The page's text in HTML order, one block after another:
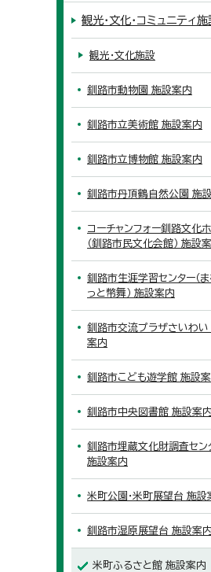
観光・文化・コミュニティ施
観光・文化施設
釧路市動物園 施設案内
釧路市立美術館 施設案内
釧路市立博物館 施設案内
釧路市丹頂鶴自然公園 施
コーチャンフォー釧路文化
（釧路市民文化会館） 施設
釧路市生涯学習センター（
っと幣舞） 施設案内
釧路市交流プラザさいわい
案内
釧路市こども遊学館 施設
釧路市中央図書館 施設案内
釧路市埋蔵文化財調査セン
施設案内
米町公園・米町展望台 施設
釧路市湿原展望台 施設案内
米町ふるさと館 施設案内